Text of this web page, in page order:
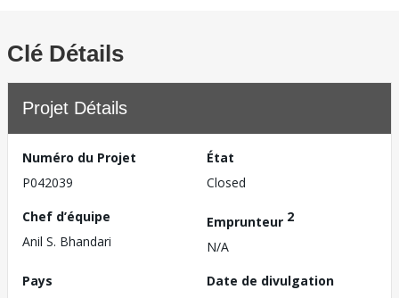
Clé Détails
Projet Détails
Numéro du Projet
P042039
État
Closed
Chef d’équipe
Anil S. Bhandari
Emprunteur 2
N/A
Pays
Date de divulgation